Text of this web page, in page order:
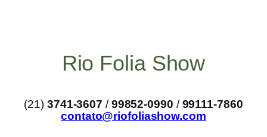
Rio Folia Show
(21) 3741-3607 /99852-0990 /99111-7860
contato@riofoliashow.com